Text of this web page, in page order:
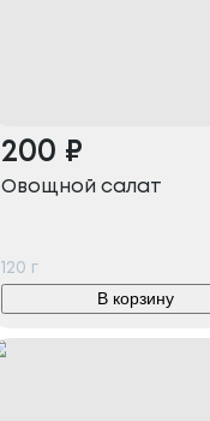
200 ₽
Овощной салат
120 г
В корзину